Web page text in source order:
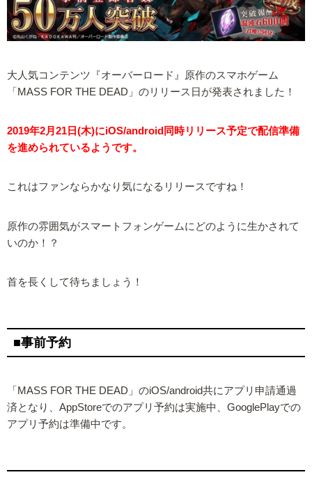
大人気コンテンツ『オーバーロード』原作のスマホゲーム
「MASS FOR THE DEAD」のリリース日が発表されました！
2019年2月21日(木)にiOS/android同時リリース予定で配信準備
を進められているようです。
これはファンならかなり気になるリリースですね！
原作の雰囲気がスマートフォンゲームにどのように生かされて
いのか！？
首を長くして待ちましょう！
■事前予約
「MASS FOR THE DEAD」のiOS/android共にアプリ申請通過
済となり、AppStoreでのアプリ予約は実施中、GooglePlayでの
アプリ予約は準備中です。